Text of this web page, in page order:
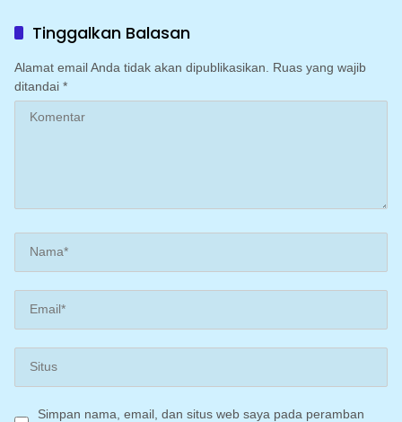
Tinggalkan Balasan
Alamat email Anda tidak akan dipublikasikan.
Ruas yang wajib
ditandai *
Simpan nama, email, dan situs web saya pada peramban